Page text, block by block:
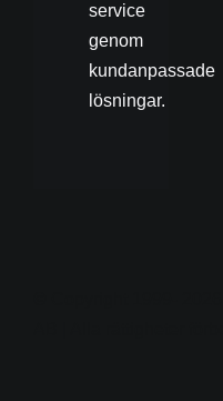
service
genom
kundanpassade
lösningar.